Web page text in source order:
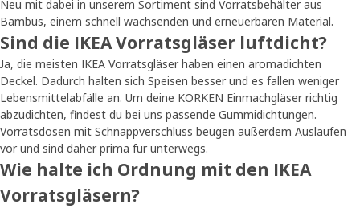
Neu mit dabei in unserem Sortiment sind Vorratsbehälter aus
Bambus, einem schnell wachsenden und erneuerbaren Material.
Sind die IKEA Vorratsgläser luftdicht?
Ja, die meisten IKEA Vorratsgläser haben einen aromadichten
Deckel. Dadurch halten sich Speisen besser und es fallen weniger
Lebensmittelabfälle an. Um deine KORKEN Einmachgläser richtig
abzudichten, findest du bei uns passende Gummidichtungen.
Vorratsdosen mit Schnappverschluss beugen außerdem Auslaufen
vor und sind daher prima für unterwegs.
Wie halte ich Ordnung mit den IKEA
Vorratsgläsern?